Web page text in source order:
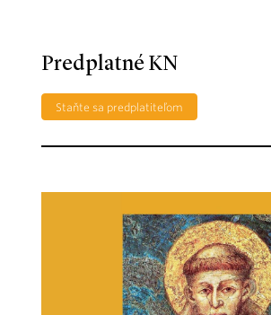
Predplatné KN
Staňte sa predplatiteľom